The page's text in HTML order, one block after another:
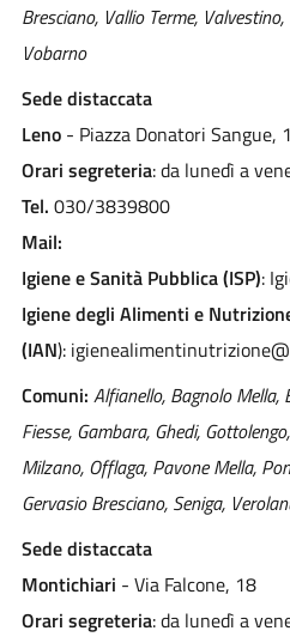
Bresciano, Vallio Terme,
Vobarno
Sede distaccata
Leno- Piazza Donatori Sangue, 1
Orari segreteria: da lunedì a
Tel. 030/3839800
Mail:
Igiene e Sanità Pubblica (ISP):
Igiene degli Alimenti e
(IAN):
Comuni: Alfianello, Bagnolo Mella,
Fiesse, Gambara, Ghedi,
Milzano, Offlaga, Pavone Mella,
Gervasio Bresciano, Seniga,
Sede distaccata
Montichiari - Via Falcone, 18
Orari segreteria: da lunedì a